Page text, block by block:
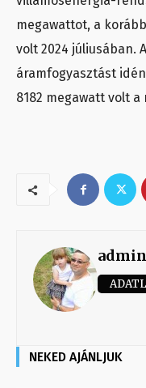
megawattot, a
volt 2024 júliusában.
áramfogyasztást
8182 megawatt volt
admin
NEKED AJÁNLJUK